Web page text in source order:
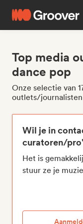
Top media
dance pop
Onze selectie van
outlets/journalisten
Wil je in
curatoren/
Het is
stuur ze je